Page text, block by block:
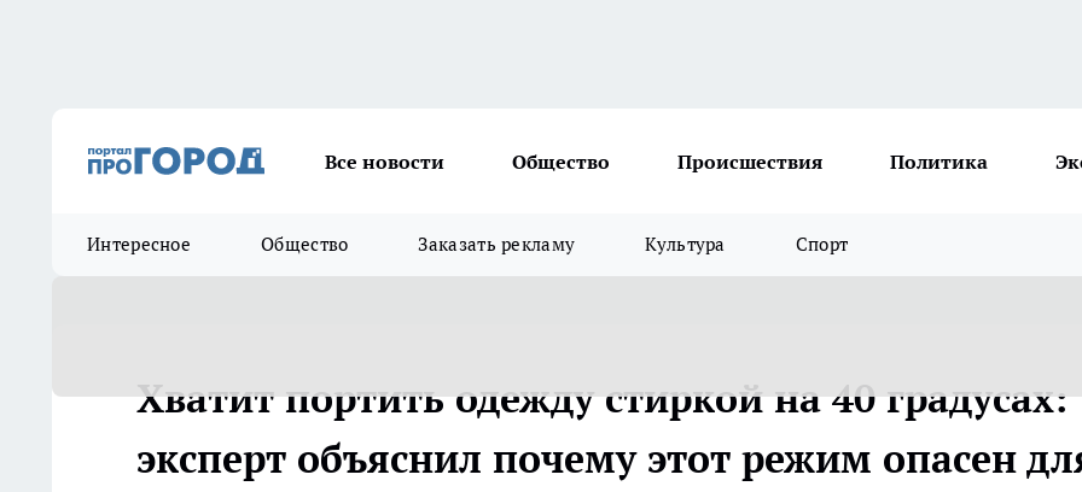
Все новости Общество Происшествия Политика
Интересное Общество Заказать рекламу Культура Спорт
Хватит портить одежду стиркой на 40 градусах:
эксперт объяснил почему этот режим опасен